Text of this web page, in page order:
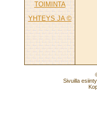
TOIMINTA
YHTEYS JA ©
Sivuilla